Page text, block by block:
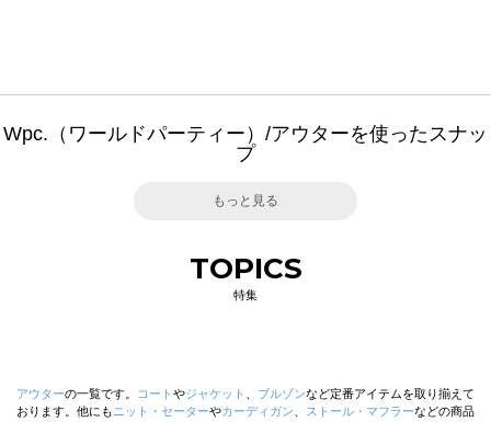
Wpc.（ワールドパーティー）/アウターを使ったスナッ
プ
もっと見る
TOPICS
特集
アウターの一覧です。 コート やジャケット ブルゾンなど定番アイテムを取り揃えて
おります。他にも ニット・セーターやカーディガン ストール・マフラーなどの商品